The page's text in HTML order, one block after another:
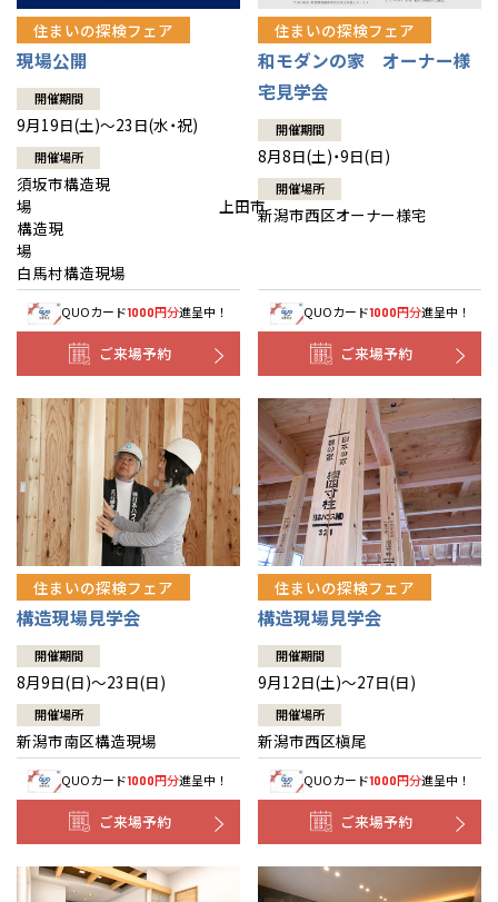
住まいの探検フェア
現場公開
開催期間
9月19日(土)～23日(水・祝)
開催場所
須坂市構造現
場 上田市
構造現
場
白馬村構造現場
QUOカード1000円分進呈中！
ご来場予約
住まいの探検フェア
和モダンの家 オーナー様
宅見学会
開催期間
8月8日(土)・9日(日)
開催場所
新潟市西区オーナー様宅
QUOカード1000円分進呈中！
ご来場予約
住まいの探検フェア
構造現場見学会
開催期間
8月9日(日)～23日(日)
開催場所
新潟市南区構造現場
QUOカード1000円分進呈中！
ご来場予約
住まいの探検フェア
構造現場見学会
開催期間
9月12日(土)～27日(日)
開催場所
新潟市西区槇尾
QUOカード1000円分進呈中！
ご来場予約